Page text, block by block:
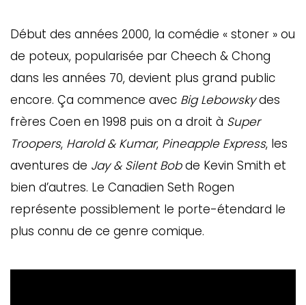
Début des années 2000, la comédie « stoner » ou
de poteux, popularisée par Cheech & Chong
dans les années 70, devient plus grand public
encore. Ça commence avec Big Lebowskydes
frères Coen en 1998 puis on a droit à Super
Troopers, Harold & Kumar, Pineapple Express, les
aventures de Jay & Silent Bobde Kevin Smith et
bien d’autres. Le Canadien Seth Rogen
représente possiblement le porte-étendard le
plus connu de ce genre comique.